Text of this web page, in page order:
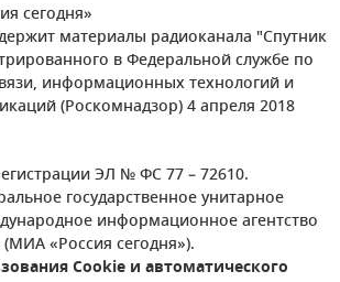
сегодня»
материалы радиоканала "Спутник
в Федеральной службе по
информационных технологий и
(Роскомнадзор) 4 апреля 2018
ЭЛ № ФС 77 – 72610.
государственное унитарное
информационное агентство
(МИА «Россия сегодня»).
Cookie и автоматического